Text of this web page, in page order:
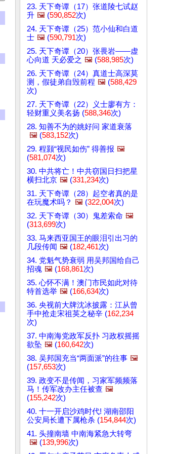
23. 天下奇谭（17）张道陵七试赵
升 🖼️ (590,852次)
24. 天下奇谭（25）范小仙和白道
士 🖼️ (590,791次)
25. 天下奇谭（20）张畏岩——虚
心向道 天必爱之 🖼️ (588,985次)
26. 天下奇谭（24）真道士高深莫
测，假徒弟自毁前程 🖼️ (588,429
次)
27. 天下奇谭（22）义士廖有方：
轻财重义美名扬 (588,346次)
28. 知善不为的姚好问 家道衰落
🖼️ (583,152次)
29. 程颢“视民如伤” 得善报 🖼️
(581,074次)
30. 中共将亡！中共窃国日扫把星
横扫北京 🖼️ (331,234次)
31. 天下奇谭（28）起空者真的是
在玩魔术吗？ 🖼️ (322,004次)
32. 天下奇谭（30）鬼差索命 🖼️
(313,699次)
33. 马来西亚国王的眼泪引出习的
几段传闻 🖼️ (182,461次)
34. 党魁气势衰弱 用吴邦国给自己
招魂 🖼️ (168,861次)
35. 心怀不满！澳门市民如此对待
特首选举 🖼️ (166,634次)
36. 央视前大牌沈冰披露：江从曾
手中抢走宋祖英之秘辛 (162,234
次)
37. 中南海党政军反扑 习政权摇摇
欲坠 🖼️ (160,642次)
38. 吴邦国充当“两面派”的往事 🖼️
(157,653次)
39. 政变不是传闻，习家军频频落
马！传军改办主任被查 🖼️
(155,242次)
40. 十一开启沙鸡时代! 湖南邵阳
公安局长遭下属枪杀 (154,844次)
41. 头撞南墙 中南海紧急大转弯
🖼️ (139,996次)